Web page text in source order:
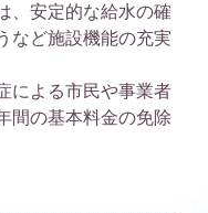
、安定的な給水の確
など施設機能の充実
による市民や事業者
間の基本料金の免除